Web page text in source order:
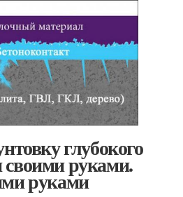
глубокого
руками.
руками